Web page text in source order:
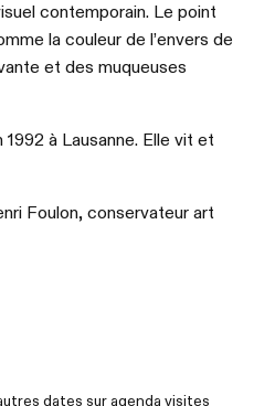
contemporain. Le point
la couleur de l’envers de
et des muqueuses
à Lausanne. Elle vit et
Foulon, conservateur art
dates sur agenda visites